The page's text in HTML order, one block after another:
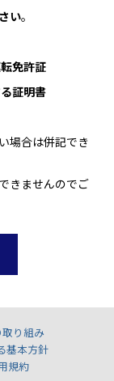
い。
免許証
証明書
場合は併記でき
きませんのでご
り組み
基本方針
規約